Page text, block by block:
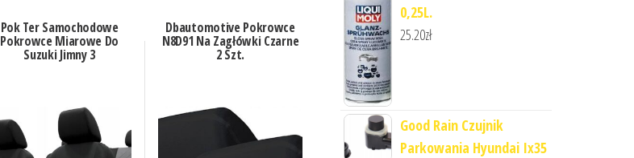
Pok Ter Samochodowe
Pokrowce Miarowe Do
Suzuki Jimny 3
Dbautomotive Pokrowce
N8D91 Na Zagłówki Czarne
2 Szt.
0,25L.
25.20zł
Good Rain Czujnik
Parkowania Hyundai Ix35